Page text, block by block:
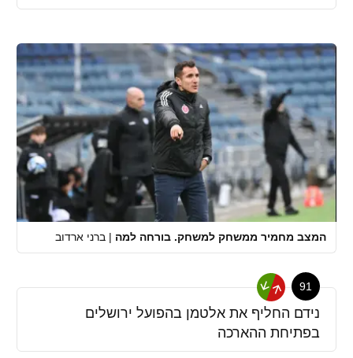
המצב מחמיר ממשחק למשחק. בורחה למה | ברני ארדוב
91
נידם החליף את אלטמן בהפועל ירושלים
בפתיחת ההארכה